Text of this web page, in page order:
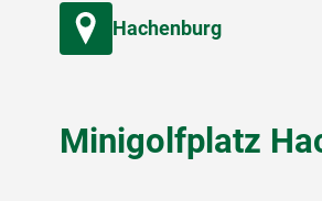
Hachenburg
Minigolfplatz